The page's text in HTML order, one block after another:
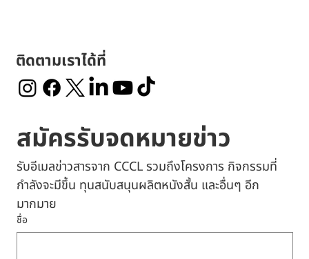
ติดตามเราได้ที่
สมัครรับจดหมายข่าว
รับอีเมลข่าวสารจาก CCCL รวมถึงโครงการ กิจกรรมที่
กำลังจะมีขึ้น ทุนสนับสนุนผลิตหนังสั้น และอื่นๆ อีก
มากมาย
ชื่อ